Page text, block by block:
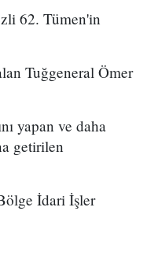
62. Tümen'in
Tuğgeneral Ömer
yapan ve daha
getirilen
İdari İşler